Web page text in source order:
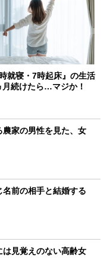
時就寝・7時起床』の生活
月続けたら…マジか！
家の男性を見た、女
名前の相手と結婚する
見覚えのない高齢女